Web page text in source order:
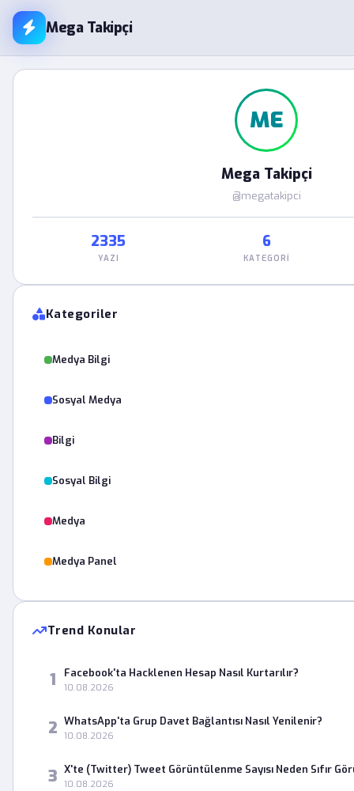
Mega Takipçi
ME
Mega Takipçi
@megatakipci
2335
YAZI
6
KATEGORI
Kategoriler
Medya Bilgi
Sosyal Medya
Bilgi
Sosyal Bilgi
Medya
Medya Panel
Trend Konular
1 Facebook'ta Hacklenen Hesap Nasıl Kurtarılır?
10.08.2026
2 WhatsApp'ta Grup Davet Bağlantısı Nasıl Yenilenir?
10.08.2026
3 X'te (Twitter) Tweet Görüntülenme Sayısı Neden Sıfır
10.08.2026